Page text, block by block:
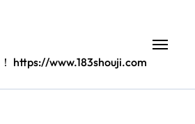
https://www.183shouji.com